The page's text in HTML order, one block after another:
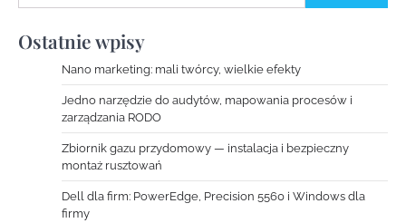
Ostatnie wpisy
Nano marketing: mali twórcy, wielkie efekty
Jedno narzędzie do audytów, mapowania procesów i
zarządzania RODO
Zbiornik gazu przydomowy — instalacja i bezpieczny
montaż rusztowań
Dell dla firm: PowerEdge, Precision 5560 i Windows dla
firmy